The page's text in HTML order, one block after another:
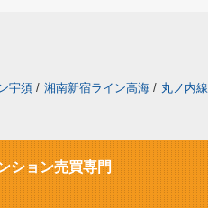
宇須 / 湘南新宿ライン高海 / 丸ノ内線
ション売買専門